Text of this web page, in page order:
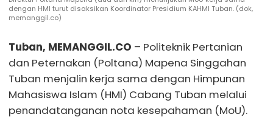
dengan HMI turut disaksikan Koordinator Presidium KAHMI Tuban. (dok,
memanggil.co)
Tuban, MEMANGGIL.CO – Politeknik Pertanian
dan Peternakan (Poltana) Mapena Singgahan
Tuban menjalin kerja sama dengan Himpunan
Mahasiswa Islam (HMI) Cabang Tuban melalui
penandatanganan nota kesepahaman (MoU).